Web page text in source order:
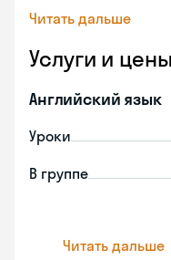
Читать дальше
Услуги и цены
Английский язык
Уроки
В группе
Читать дальше